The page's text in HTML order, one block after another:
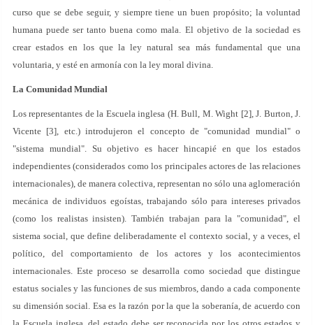
curso que se debe seguir, y siempre tiene un buen propósito; la voluntad
humana puede ser tanto buena como mala. El objetivo de la sociedad es
crear estados en los que la ley natural sea más fundamental que una
voluntaria, y esté en armonía con la ley moral divina.
La Comunidad Mundial
Los representantes de la Escuela inglesa (H. Bull, M. Wight [2], J. Burton, J.
Vicente [3], etc.) introdujeron el concepto de "comunidad mundial" o
"sistema mundial". Su objetivo es hacer hincapié en que los estados
independientes (considerados como los principales actores de las relaciones
internacionales), de manera colectiva, representan no sólo una aglomeración
mecánica de individuos egoístas, trabajando sólo para intereses privados
(como los realistas insisten). También trabajan para la "comunidad", el
sistema social, que define deliberadamente el contexto social, y a veces, el
político, del comportamiento de los actores y los acontecimientos
internacionales. Este proceso se desarrolla como sociedad que distingue
estatus sociales y las funciones de sus miembros, dando a cada componente
su dimensión social. Esa es la razón por la que la soberanía, de acuerdo con